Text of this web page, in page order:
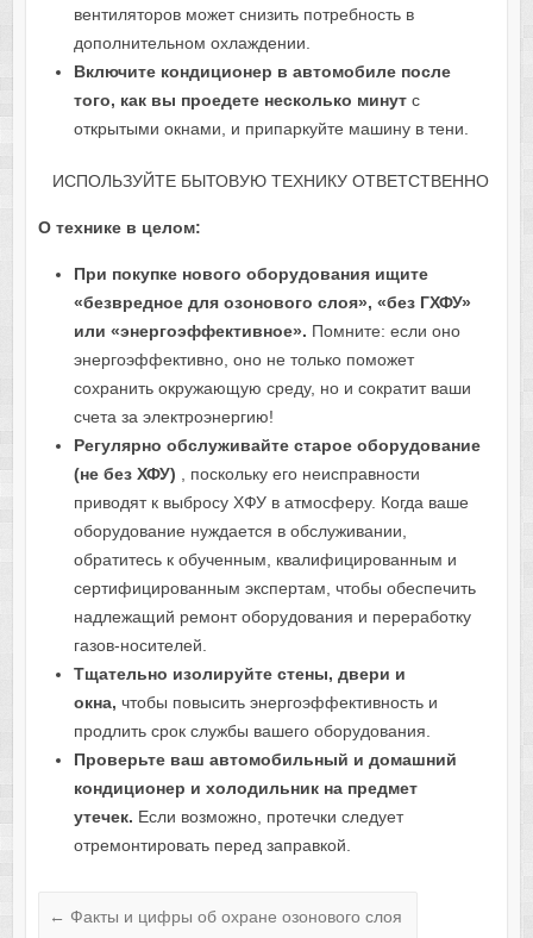
вентиляторов может снизить потребность в
дополнительном охлаждении.
Включите кондиционер в автомобиле после
того, как вы проедете несколько минутс
открытыми окнами, и припаркуйте машину в тени.
ИСПОЛЬЗУЙТЕ БЫТОВУЮ ТЕХНИКУ ОТВЕТСТВЕННО
О технике в целом:
При покупке нового оборудования ищите
«безвредное для озонового слоя», «без ГХФУ»
или «энергоэффективное». Помните: если оно
энергоэффективно, оно не только поможет
сохранить окружающую среду, но и сократит ваши
счета за электроэнергию!
Регулярно обслуживайте старое оборудование
(не без ХФУ) , поскольку его неисправности
приводят к выбросу ХФУ в атмосферу. Когда ваше
оборудование нуждается в обслуживании,
обратитесь к обученным, квалифицированным и
сертифицированным экспертам, чтобы обеспечить
надлежащий ремонт оборудования и переработку
газов-носителей.
Тщательно изолируйте стены, двери и
окна, чтобы повысить энергоэффективность и
продлить срок службы вашего оборудования.
Проверьте ваш автомобильный и домашний
кондиционер и холодильник на предмет
утечек. Если возможно, протечки следует
отремонтировать перед заправкой.
← Факты и цифры об охране озонового слоя